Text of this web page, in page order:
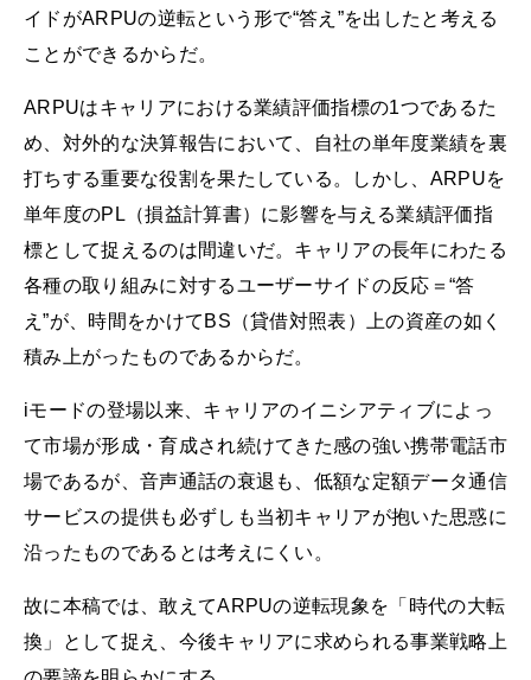
イドがARPUの逆転という形で“答え”を出したと考える
ことができるからだ。
ARPUはキャリアにおける業績評価指標の1つであるた
め、対外的な決算報告において、自社の単年度業績を裏
打ちする重要な役割を果たしている。しかし、ARPUを
単年度のPL（損益計算書）に影響を与える業績評価指
標として捉えるのは間違いだ。キャリアの長年にわたる
各種の取り組みに対するユーザーサイドの反応＝“答
え”が、時間をかけてBS（貸借対照表）上の資産の如く
積み上がったものであるからだ。
iモードの登場以来、キャリアのイニシアティブによっ
て市場が形成・育成され続けてきた感の強い携帯電話市
場であるが、音声通話の衰退も、低額な定額データ通信
サービスの提供も必ずしも当初キャリアが抱いた思惑に
沿ったものであるとは考えにくい。
故に本稿では、敢えてARPUの逆転現象を「時代の大転
換」として捉え、今後キャリアに求められる事業戦略上